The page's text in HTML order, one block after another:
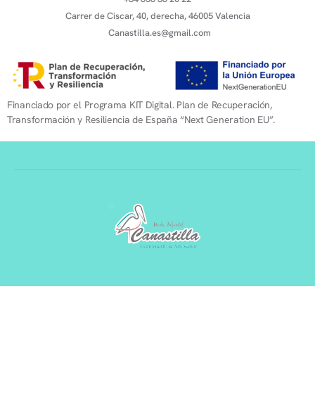
Carrer de Ciscar, 40, derecha, 46005 Valencia
Canastilla.es@gmail.com
Financiado por el Programa KIT Digital. Plan de Recuperación,
Transformación y Resiliencia de España “Next Generation EU”.